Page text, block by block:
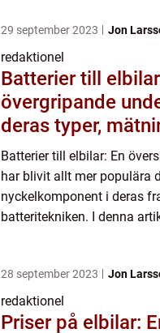
29 september 2023 Jon
redaktionel
Batterier till
övergripande
deras typer,
och historiska
Batterier till elbilar: En
har blivit allt mer populära
nyckelkomponent i deras
batteritekniken. I denna
28 september 2023 Jon
redaktionel
Priser på elbilar: